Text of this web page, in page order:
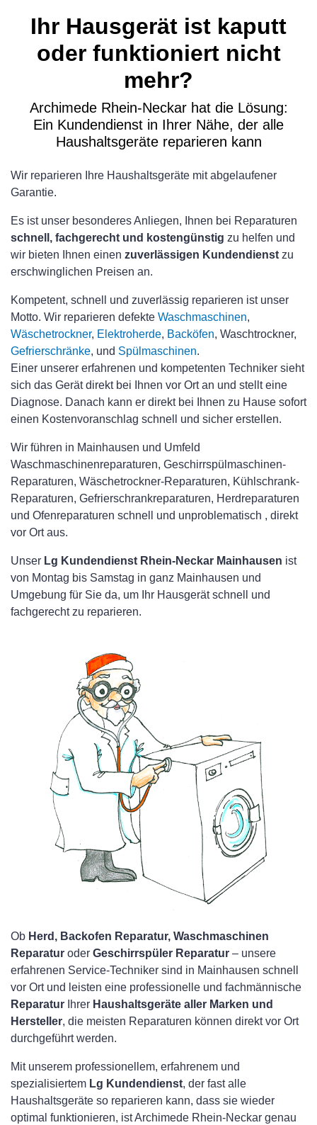
Ihr Hausgerät ist kaputt
oder funktioniert nicht
mehr?
Archimede Rhein-Neckar hat die Lösung:
Ein Kundendienst in Ihrer Nähe, der alle
Haushaltsgeräte reparieren kann
Wir reparieren Ihre Haushaltsgeräte mit abgelaufener
Garantie.
Es ist unser besonderes Anliegen, Ihnen bei Reparaturen
schnell, fachgerecht und kostengünstig zu helfen und
wir bieten Ihnen einen zuverlässigen Kundendienst zu
erschwinglichen Preisen an.
Kompetent, schnell und zuverlässig reparieren ist unser
Motto. Wir reparieren defekte Waschmaschinen,
Wäschetrockner, Elektroherde, Backöfen, Waschtrockner,
Gefrierschränke, und Spülmaschinen.
Einer unserer erfahrenen und kompetenten Techniker sieht
sich das Gerät direkt bei Ihnen vor Ort an und stellt eine
Diagnose. Danach kann er direkt bei Ihnen zu Hause sofort
einen Kostenvoranschlag schnell und sicher erstellen.
Wir führen in Mainhausen und Umfeld
Waschmaschinenreparaturen, Geschirrspülmaschinen-
Reparaturen, Wäschetrockner-Reparaturen, Kühlschrank-
Reparaturen, Gefrierschrankreparaturen, Herdreparaturen
und Ofenreparaturen schnell und unproblematisch , direkt
vor Ort aus.
Unser Lg Kundendienst Rhein-Neckar Mainhausen ist
von Montag bis Samstag in ganz Mainhausen und
Umgebung für Sie da, um Ihr Hausgerät schnell und
fachgerecht zu reparieren.
Ob Herd, Backofen Reparatur, Waschmaschinen
Reparatur oder Geschirrspüler Reparatur – unsere
erfahrenen Service-Techniker sind in Mainhausen schnell
vor Ort und leisten eine professionelle und fachmännische
Reparatur Ihrer Haushaltsgeräte aller Marken und
Hersteller, die meisten Reparaturen können direkt vor Ort
durchgeführt werden.
Mit unserem professionellem, erfahrenem und
spezialisiertem Lg Kundendienst, der fast alle
Haushaltsgeräte so reparieren kann, dass sie wieder
optimal funktionieren, ist Archimede Rhein-Neckar genau